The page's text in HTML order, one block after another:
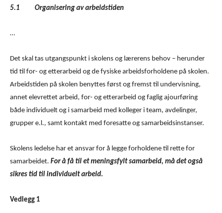
5.1 Organisering av arbeidstiden
…
Det skal tas utgangspunkt i skolens og lærerens behov – herunder
tid til for- og etterarbeid og de fysiske arbeidsforholdene på skolen.
Arbeidstiden på skolen benyttes først og fremst til undervisning,
annet elevrettet arbeid, for- og etterarbeid og faglig ajourføring
både individuelt og i samarbeid med kolleger i team, avdelinger,
grupper e.l., samt kontakt med foresatte og samarbeidsinstanser.
Skolens ledelse har et ansvar for å legge forholdene til rette for
samarbeidet. For å få til et meningsfylt samarbeid, må det også
sikres tid til individuelt arbeid.
Vedlegg 1